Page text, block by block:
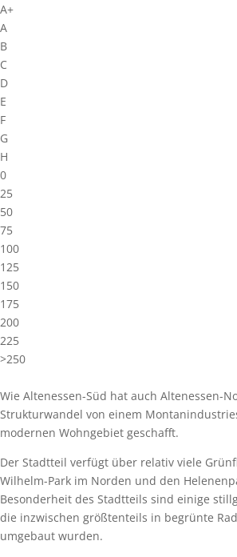
A+
A
B
C
D
E
F
G
H
0
25
50
75
100
125
150
175
200
225
>250
Wie Altenessen-Süd hat auch Altenessen-
Strukturwandel von einem
modernen Wohngebiet geschafft.
Der Stadtteil verfügt über relativ viele
Wilhelm-Park im Norden und den
Besonderheit des Stadtteils sind einige
die inzwischen größtenteils in begrünte
umgebaut wurden.